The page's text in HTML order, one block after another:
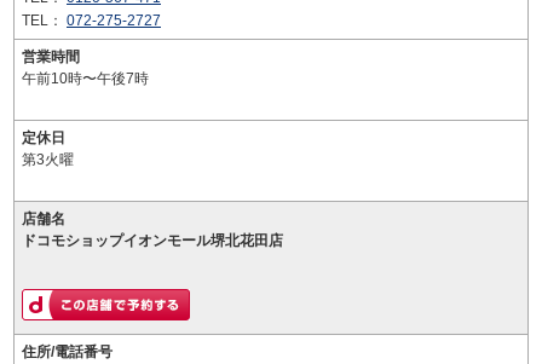
TEL： 072-275-2727
営業時間
午前10時〜午後7時
定休日
第3火曜
店舗名
ドコモショップイオンモール堺北花田店
住所/電話番号